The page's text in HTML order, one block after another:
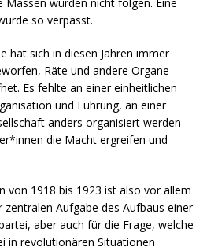
so verpasst.
hat sich in diesen Jahren immer
Räte und andere Organe
Es fehlte an einer einheitlichen
und Führung, an einer
anders organisiert werden
die Macht ergreifen und
von 1918 bis 1923 ist also vor allem
zentralen Aufgabe des Aufbaus einer
aber auch für die Frage, welche
in revolutionären Situationen